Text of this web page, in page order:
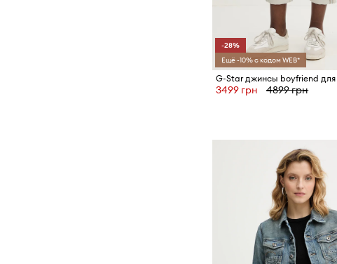
-28%
Ещё -10% с кодом WEB*
3499 грн 4899 грн